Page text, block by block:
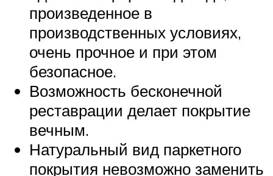
произведенное в
производственных условиях,
очень прочное и при этом
безопасное.
Возможность бесконечной
реставрации делает покрытие
вечным.
Натуральный вид паркетного
покрытия невозможно заменить